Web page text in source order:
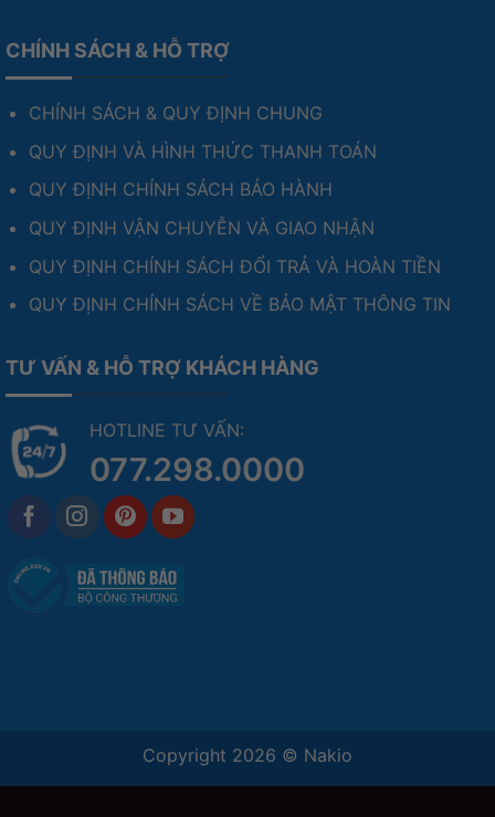
CHÍNH SÁCH & HỖ TRỢ
CHÍNH SÁCH & QUY ĐỊNH CHUNG
QUY ĐỊNH VÀ HÌNH THỨC THANH TOÁN
QUY ĐỊNH CHÍNH SÁCH BẢO HÀNH
QUY ĐỊNH VẬN CHUYỄN VÀ GIAO NHẬN
QUY ĐỊNH CHÍNH SÁCH ĐỔI TRẢ VÀ HOÀN TIỀN
QUY ĐỊNH CHÍNH SÁCH VỀ BẢO MẬT THÔNG TIN
TƯ VẤN & HỖ TRỢ KHÁCH HÀNG
HOTLINE TƯ VẤN:
077.298.0000
Copyright 2026 © Nakio